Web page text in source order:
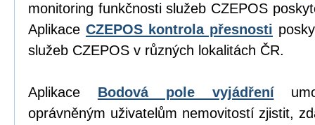
monitoring funkčnosti služeb CZEPOS
Aplikace CZEPOS kontrola přesnosti
služeb CZEPOS v různých lokalitách ČR.
Aplikace Bodová pole vyjádření
oprávněným uživatelům nemovitostí zjistit,